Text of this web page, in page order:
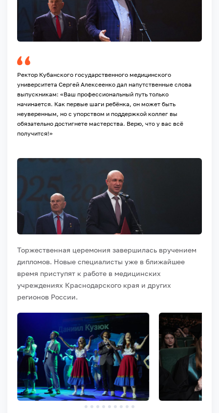
Ректор Кубанского государственного медицинского
университета Сергей Алексеенко дал напутственные слова
выпускникам: «Ваш профессиональный путь только
начинается. Как первые шаги ребёнка, он может быть
неуверенным, но с упорством и поддержкой коллег вы
обязательно достигнете мастерства. Верю, что у вас всё
получится!»
Торжественная церемония завершилась вручением
дипломов. Новые специалисты уже в ближайшее
время приступят к работе в медицинских
учреждениях Краснодарского края и других
регионов России.